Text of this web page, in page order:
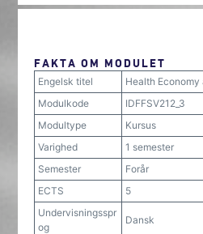
FAKTA OM MODULET
Engelsk titel
Health
Modulkode
IDFFSV212_3
Modultype
Kursus
Varighed
1 semester
Semester
Forår
ECTS
5
Undervisningsspr
og
Dansk